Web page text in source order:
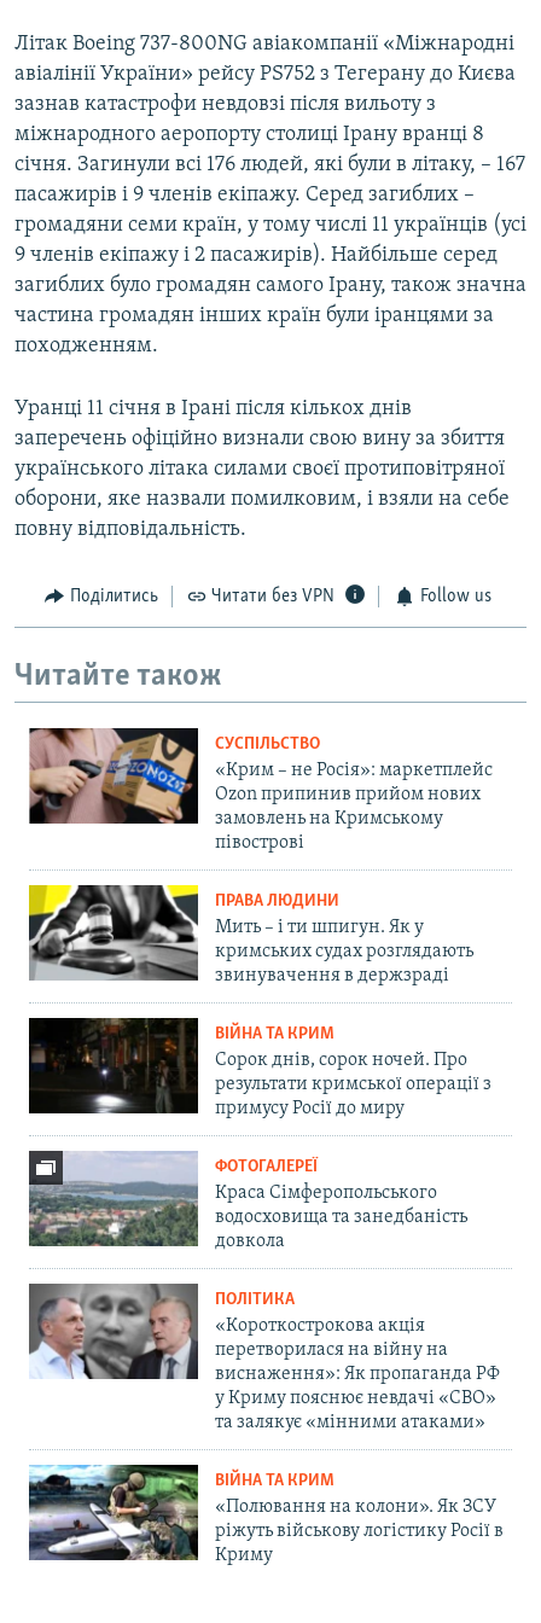
Літак Boeing 737-800NG авіакомпанії «Міжнародні
авіалінії України» рейсу PS752 з Тегерану до Києва
зазнав катастрофи невдовзі після вильоту з
міжнародного аеропорту столиці Ірану вранці 8
січня. Загинули всі 176 людей, які були в літаку, – 167
пасажирів і 9 членів екіпажу. Серед загиблих –
громадяни семи країн, у тому числі 11 українців (усі
9 членів екіпажу і 2 пасажирів). Найбільше серед
загиблих було громадян самого Ірану, також значна
частина громадян інших країн були іранцями за
походженням.
Уранці 11 січня в Ірані після кількох днів
заперечень офіційно визнали свою вину за збиття
українського літака силами своєї протиповітряної
оборони, яке назвали помилковим, і взяли на себе
повну відповідальність.
Поділитись Читати без VPN Follow us
Читайте також
СУСПІЛЬСТВО
«Крим – не Росія»: маркетплейс
Ozon припинив прийом нових
замовлень на Кримському
півострові
ПРАВА ЛЮДИНИ
Мить – і ти шпигун. Як у
кримських судах розглядають
звинувачення в держзраді
ВІЙНА ТА КРИМ
Сорок днів, сорок ночей. Про
результати кримської операції з
примусу Росії до миру
ФОТОГАЛЕРЕЇ
Краса Сімферопольського
водосховища та занедбаність
довкола
ПОЛІТИКА
«Короткострокова акція
перетворилася на війну на
виснаження»: Як пропаганда РФ
у Криму пояснює невдачі «СВО»
та залякує «мінними атаками»
ВІЙНА ТА КРИМ
«Полювання на колони». Як ЗСУ
ріжуть військову логістику Росії в
Криму